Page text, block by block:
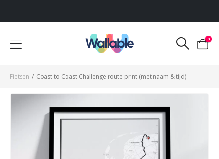
Voor 12:00 uur besteld, dezelfde werkdag verzonden
0
Fietsen / Coast to Coast Challenge route print (met naam & tijd)